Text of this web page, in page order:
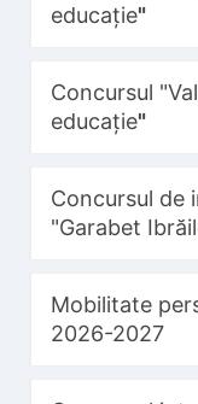
educație"
Concursul
educație"
Concursul de
"Garabet
Mobilitate
2026-2027